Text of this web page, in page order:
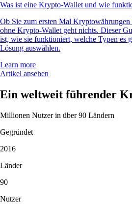
Was ist eine Krypto-Wallet und wie
Ob Sie zum ersten Mal
ohne Krypto-Wallet geht nichts. Dieser
ist, wie sie funktioniert, welche Typen es
Lösung auswählen.
Learn more
Artikel ansehen
Ein weltweit führender
Millionen Nutzer in über 90 Ländern
Gegründet
2016
Länder
90
Nutzer